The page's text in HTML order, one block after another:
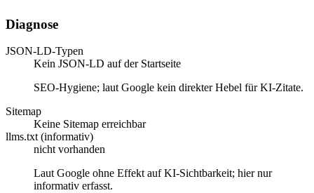
Diagnose
JSON-LD-Typen
Kein JSON-LD auf der Startseite
SEO-Hygiene; laut Google kein direkter Hebel für KI-Zitate.
Sitemap
Keine Sitemap erreichbar
llms.txt (informativ)
nicht vorhanden
Laut Google ohne Effekt auf KI-Sichtbarkeit; hier nur
informativ erfasst.